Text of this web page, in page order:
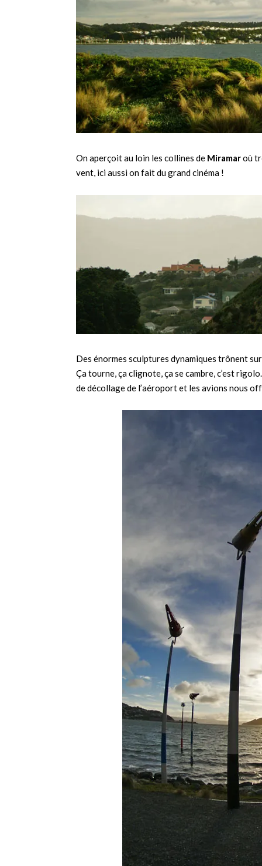
On aperçoit au loin les collines de Miramaroù
vent, ici aussi on fait du grand cinéma !
Des énormes sculptures dynamiques trônent
Ça tourne, ça clignote, ça se cambre, c’est
de décollage de l’aéroport et les avions nous